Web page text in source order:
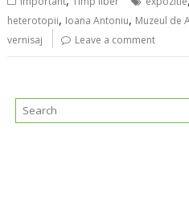
heterotopii, Ioana Antoniu, Muzeul de
vernisaj Leave a comment